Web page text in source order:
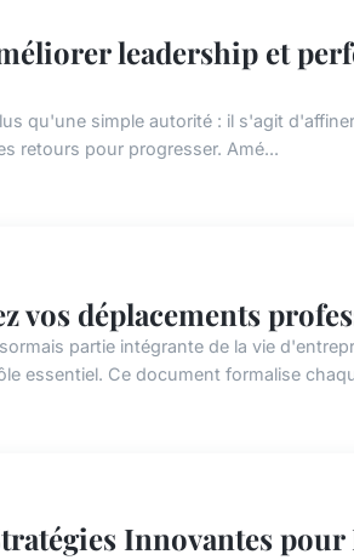
leadership et
qu'une simple autorité : il s'agit
retours pour progresser. Amé...
vos déplacements
partie intégrante de la vie
essentiel. Ce document formalise
Innovantes